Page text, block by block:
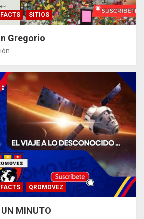
SITIOS
Gregorio
QROMOVEZ
MINUTO